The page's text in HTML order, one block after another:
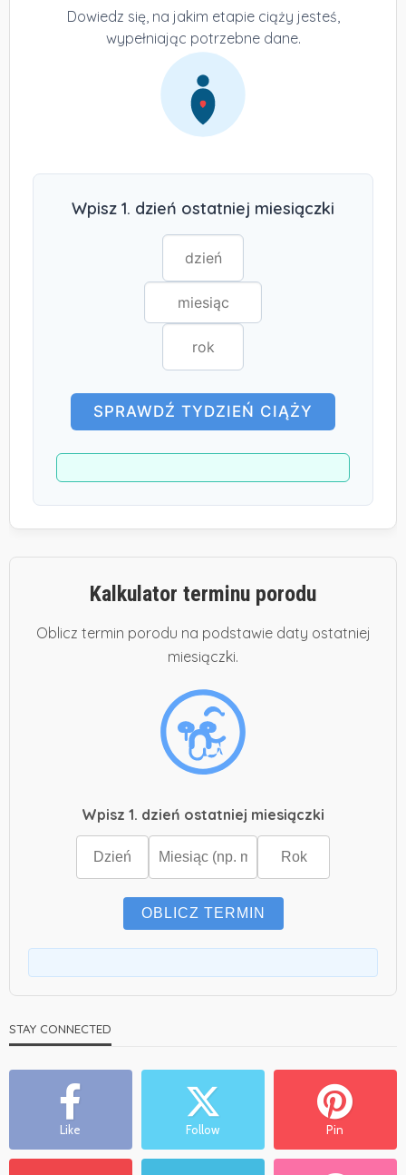
Dowiedz się, na jakim etapie ciąży jesteś,
wypełniając potrzebne dane.
Wpisz 1. dzień ostatniej miesiączki
SPRAWDŹ TYDZIEŃ CIĄŻY
Kalkulator terminu porodu
Oblicz termin porodu na podstawie daty ostatniej
miesiączki.
Wpisz 1. dzień ostatniej miesiączki
OBLICZ TERMIN
STAY CONNECTED
Like Follow Pin